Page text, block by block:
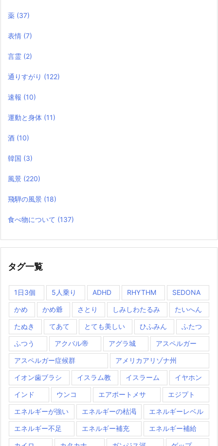
薬 (37)
表情 (7)
言霊 (2)
通りすがり (122)
速報 (10)
運動と身体 (11)
酒 (10)
韓国 (3)
風景 (220)
飛騨の風景 (18)
食べ物について (137)
タグ一覧
1日3個 5人乗り ADHD RHYTHM SEDONA
かめ かめ爺 さとり しみしわたるみ たいへん
たぬき てあて とても美しい ひふみん ふたつ
ふつう アクバル帝 アグラ城 アスペルガー
アスペルガー症候群 アメリカアリゾナ州
イオン歯ブラシ イスラム教 イスラーム イヤホン
インド ウンコ エアポートメサ エジプト
エネルギーが強い エネルギーの枯渇 エネルギーレベル
エネルギー不足 エネルギー補充 エネルギー補給